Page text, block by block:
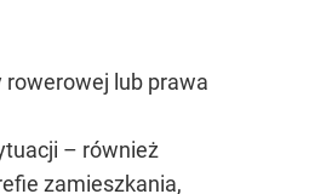
rowerowej lub prawa
– również
zamieszkania,